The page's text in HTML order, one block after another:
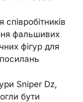
фальшивих
фігур для
Sniper Dz,
бути